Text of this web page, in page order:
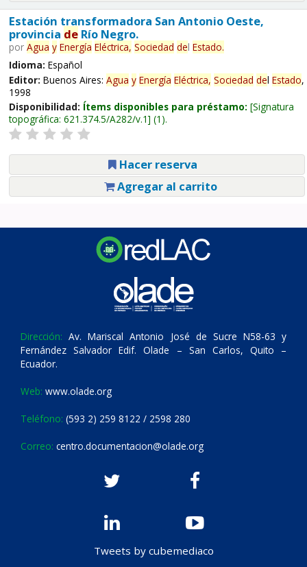
Estación transformadora San Antonio Oeste,
provincia deRío Negro.
por Agua y Energía Eléctrica, Sociedad del Estado.
Idioma: Español
Editor: Buenos Aires: Agua y Energía Eléctrica, Sociedad del Estado,
1998
Disponibilidad: Ítems disponibles para préstamo: Signatura
topográfica: 621.374.5/A282/v.1 (1).
Hacer reserva
Agregar al carrito
Dirección: Av. Mariscal Antonio José de Sucre N58-63 y
Fernández Salvador Edif. Olade – San Carlos, Quito –
Ecuador.
Web: www.olade.org
Teléfono: (593 2) 259 8122 / 2598 280
Correo: centro.documentacion@olade.org
Tweets by cubemediaco